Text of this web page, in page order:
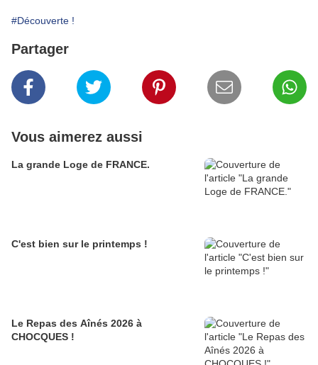
#Découverte !
Partager
Vous aimerez aussi
La grande Loge de FRANCE.
C'est bien sur le printemps !
Le Repas des Aînés 2026 à
CHOCQUES !